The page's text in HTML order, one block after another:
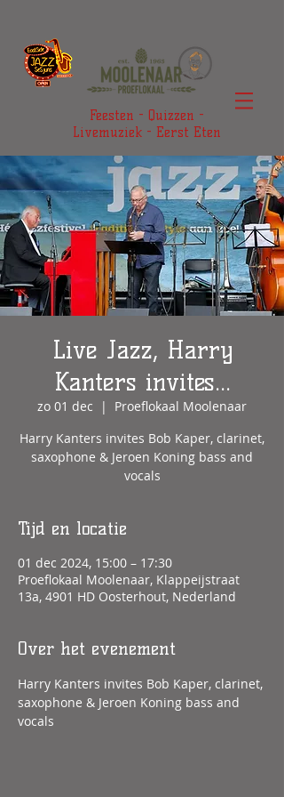
Feesten - Quizzen -
Livemuziek - Eerst Eten
Live Jazz, Harry
Kanters invites...
zo 01 dec
  |
Proeflokaal Moolenaar
Harry Kanters invites Bob Kaper, clarinet,
saxophone & Jeroen Koning bass and
vocals
Tijd en locatie
01 dec 2024, 15:00 – 17:30
Proeflokaal Moolenaar, Klappeijstraat
13a, 4901 HD Oosterhout, Nederland
Over het evenement
Harry Kanters invites Bob Kaper, clarinet,
saxophone & Jeroen Koning bass and
vocals